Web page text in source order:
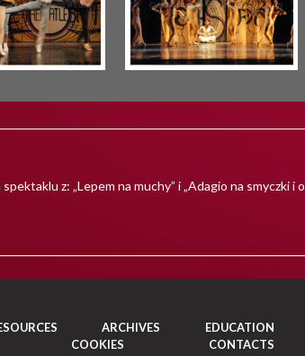
z: „Lepem na muchy” i „Adagio na smyczki i
ARCHIVES
EDUCATION
COOKIES CONTACTS